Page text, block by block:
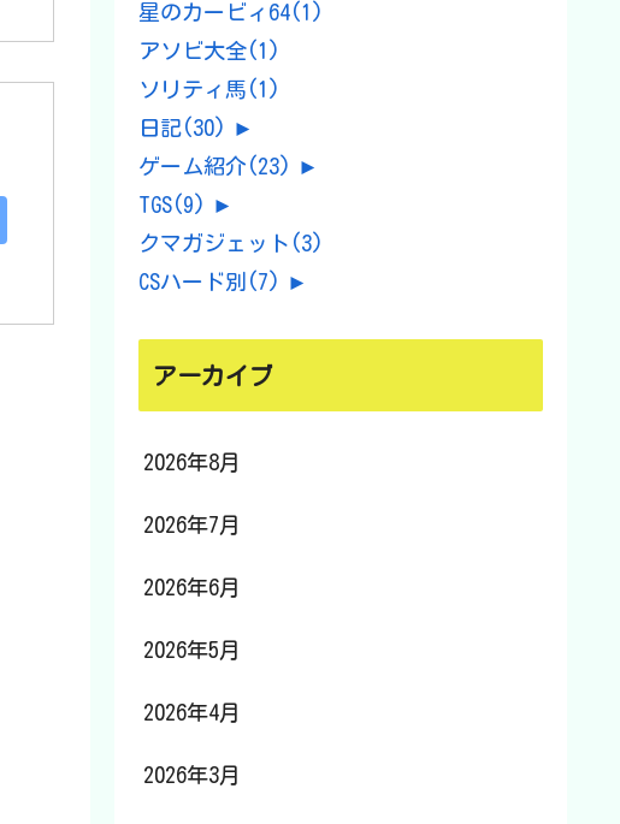
星のカービィ64(1)
アソビ大全(1)
ソリティ馬 (1)
日記(30)
►
ゲーム紹介 (23)
►
TGS(9)
►
クマガジェット (3)
CSハード別 (7) ►
アーカイブ
2026年8月
2026年7月
2026年6月
2026年5月
2026年4月
2026年3月